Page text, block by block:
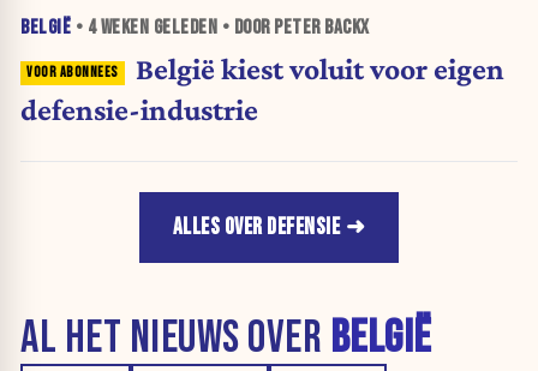
BELGIË • 4 WEKEN GELEDEN • DOOR PETER BACKX
België kiest voluit voor eigen
defensie-industrie
ALLES OVER DEFENSIE
AL HET NIEUWS OVER BELGIË